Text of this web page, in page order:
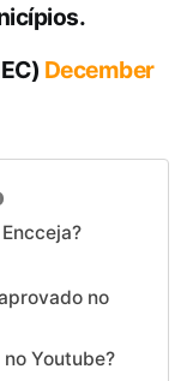
December
no
Youtube?